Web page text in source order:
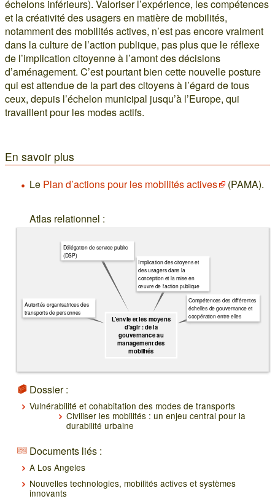
échelons inférieurs). Valoriser l’expérience, les compétences
et la créativité des usagers en matière de mobilités,
notamment des mobilités actives, n’est pas encore vraiment
dans la culture de l’action publique, pas plus que le réflexe
de l’implication citoyenne à l’amont des décisions
d’aménagement. C’est pourtant bien cette nouvelle posture
qui est attendue de la part des citoyens à l’égard de tous
ceux, depuis l’échelon municipal jusqu’à l’Europe, qui
travaillent pour les modes actifs.
En savoir plus
Le Plan d’actions pour les mobilités actives (PAMA).
Atlas relationnel :
L’envie et les moyens
d’agir : de la
gouvernance au
management des
mobilités
Compétences des différentes
échelles de gouvernance et
coopération entre elles
Implication des citoyens et
des usagers dans la
conception et la mise en
œuvre de l'action publique
Délégation de service public
(DSP)
Autorités organisatrices des
transports de personnes
Dossier :
Vulnérabilité et cohabitation des modes de transports
Civiliser les mobilités : un enjeu central pour la
durabilité urbaine
Documents liés :
A Los Angeles
Nouvelles technologies, mobilités actives et systèmes
innovants